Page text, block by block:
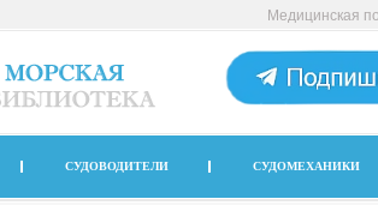
Медицинская
СУДОВОДИТЕЛИ СУДОМЕХАНИКИ